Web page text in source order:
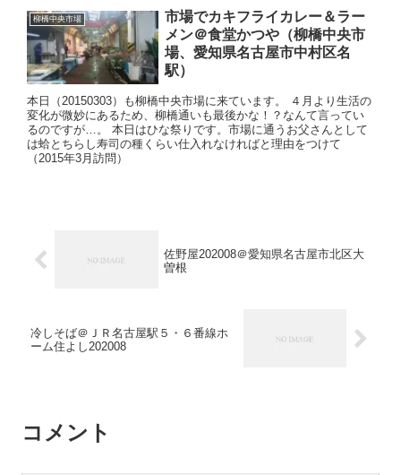
柳橋中央市場
市場でカキフライカレー＆ラー
メン＠食堂かつや（柳橋中央市
場、愛知県名古屋市中村区名
駅）
本日（20150303）も柳橋中央市場に来ています。 ４月より生活の
変化が微妙にあるため、柳橋通いも最後かな！？なんて言ってい
るのですが…。 本日はひな祭りです。市場に通うお父さんとして
は蛤とちらし寿司の種くらい仕入れなければと理由をつけて
（2015年3月訪問）
佐野屋202008＠愛知県名古屋市北区大
曽根
冷しそば＠ＪＲ名古屋駅５・６番線ホ
ーム住よし202008
コメント